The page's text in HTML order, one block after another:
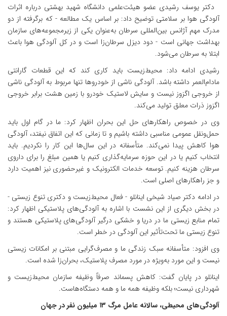
دکتر یوسف رشیدی عضو هیئت‌علمی دانشگاه شهید بهشتی درباره اثرات
آلودگی هوا بر سلامتی توضیح داد: بر اساس یک مطالعه - که برگرفته از دو
مدرک مهم آژانس بین‌المللی سرطان به‌عنوان یکی از زیرمجموعه‌های سازمان
بهداشت جهانی است - دود دیزل سرطان‌زا است و در کل آلودگی هوا باعث
ابتلا به سرطان می‌شود.
رشیدی ادامه داد: محیط‌زیست باید کاری کند که این قطعات گارانتی
مادام‌العمر داشته باشد. آلودگی ناشی از خودروها تنها مربوط به آلودگی ناشی
از خروجی اگزوز نیست و سایش لاستیک خودرو با زمین هشت برابر خروجی
اگزوز ذرات معلق تولید می‌کند.
وی در خصوص راهکارهای حل این بحران اظهار کرد: ما در گام اول باید
حمل‌ونقل عمومی مناسبی داشته باشیم و تا زمانی که این اتفاق نیفتد، آلودگی
هوا کاهش پیدا نمی‌کند. متأسفانه در این سال‌ها این کار را نکردیم. باید
انتخاب کنیم یا در این حوزه سرمایه‌گذاری کنیم یا همین مبلغ را برای داروی
سرطان هزینه کنیم. توسعه خدمات الکترونیک و غیرحضوری نیز اهمیت دارد
و جز راهکارهای اصلی است.
در ادامه دکتر صیاد شیخی اینانلو - فعال محیط‌زیست و دکتری تنوع زیستی -
در بخش دیگری از این نشست با اشاره به آلودگی‌های پلاستیکی اظهار کرد:
تمام منابع زیستی ما در دریا و خشکی درگیر آلودگی‌های پلاستیکی هستند و
تنوع زیستی ما تحت‌تأثیر این آلودگی در خطر است.
وی افزود: متأسفانه سبک زندگی ما و مصرف‌گرایی مبتنی بر امکانات زیستی
نیست و این مورد به‌ویژه در مورد مصرف پلاستیک‌، بحران‌زا شده است.
اینانلو در پایان گفت: کاهش پسماند صرفاً وظیفه سازمان محیط‌زیست و
شهرداری نیست؛ بلکه وظیفه همه ما و همه دستگاه‌هاست.
آلودگی‌های محیطی، سالانه عامل مرگ ۱۳ میلیون نفر در جهان